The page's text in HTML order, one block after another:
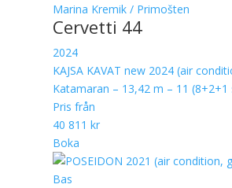
Marina Kremik / Primošten
Cervetti 44
2024
KAJSA KAVAT new 2024 (air
Katamaran – 13,42 m – 11
Pris från
40 811 kr
Boka
Bas